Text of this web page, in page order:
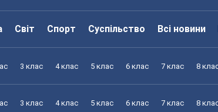
Світ Спорт Суспільство Всі новини
3 клас 4 клас 5 клас 6 клас 7 клас 8
3 клас 4 клас 5 клас 6 клас 7 клас 8